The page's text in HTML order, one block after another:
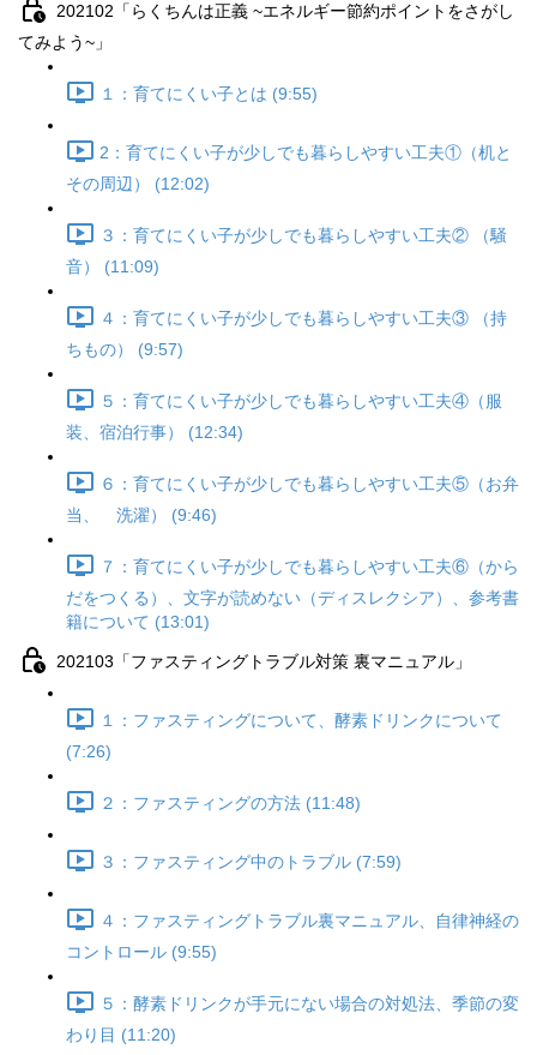
202102「らくちんは正義 ~エネルギー節約ポイントをさがし
てみよう~」
１：育てにくい子とは (9:55)
2：育てにくい子が少しでも暮らしやすい工夫①（机と
その周辺） (12:02)
３：育てにくい子が少しでも暮らしやすい工夫② （騒
音） (11:09)
４：育てにくい子が少しでも暮らしやすい工夫③ （持
ちもの） (9:57)
５：育てにくい子が少しでも暮らしやすい工夫④（服
装、宿泊行事） (12:34)
６：育てにくい子が少しでも暮らしやすい工夫⑤（お弁
当、 洗濯） (9:46)
７：育てにくい子が少しでも暮らしやすい工夫⑥（から
だをつくる）、文字が読めない（ディスレクシア）、参考書
籍について (13:01)
202103「ファスティングトラブル対策 裏マニュアル」
１：ファスティングについて、酵素ドリンクについて
(7:26)
２：ファスティングの方法 (11:48)
３：ファスティング中のトラブル (7:59)
４：ファスティングトラブル裏マニュアル、自律神経の
コントロール (9:55)
５：酵素ドリンクが手元にない場合の対処法、季節の変
わり目 (11:20)